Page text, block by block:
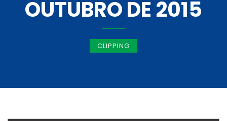
OUTUBRO DE 2015
CLIPPING